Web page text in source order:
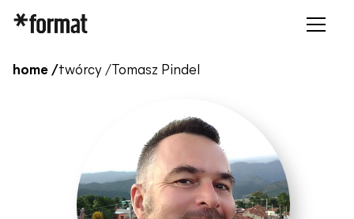
home /twórcy / Tomasz Pindel